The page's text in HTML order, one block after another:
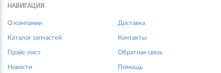
НАВИГАЦИЯ
О компании
Каталог запчастей
Прайс-лист
Новости
Доставка
Контакты
Обратная связь
Помощь